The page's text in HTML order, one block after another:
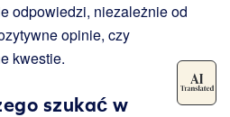
odpowiedzi, niezależnie od
opinie, czy
kwestie.
szukać w